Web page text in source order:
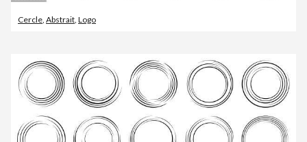
Cercle Abstrait Logo